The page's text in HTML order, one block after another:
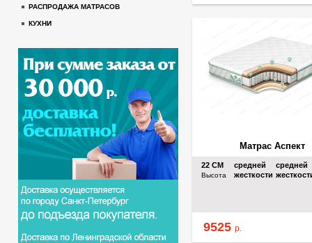
9525 р.
Матрас Аспект
22 СМ
Высота
средней
жесткости
средней
РАСПРОДАЖА МАТРАСОВ
КУХНИ